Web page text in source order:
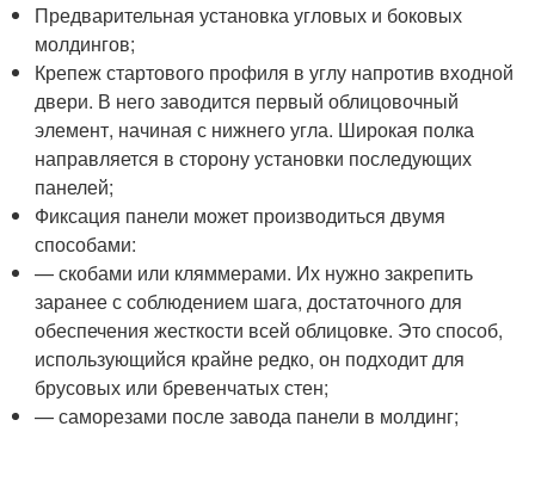
Предварительная установка угловых и боковых
молдингов;
Крепеж стартового профиля в углу напротив входной
двери. В него заводится первый облицовочный
элемент, начиная с нижнего угла. Широкая полка
направляется в сторону установки последующих
панелей;
Фиксация панели может производиться двумя
способами:
— скобами или кляммерами. Их нужно закрепить
заранее с соблюдением шага, достаточного для
обеспечения жесткости всей облицовке. Это способ,
использующийся крайне редко, он подходит для
брусовых или бревенчатых стен;
— саморезами после завода панели в молдинг;